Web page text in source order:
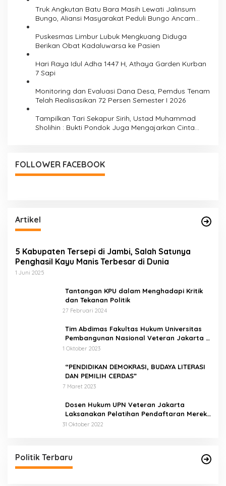
Truk Angkutan Batu Bara Masih Lewati Jalinsum
Bungo, Aliansi Masyarakat Peduli Bungo Ancam
Puskesmas Limbur Lubuk Mengkuang Diduga
Berikan Obat Kadaluwarsa ke Pasien
Hari Raya Idul Adha 1447 H, Athaya Garden Kurban
7 Sapi
Monitoring dan Evaluasi Dana Desa, Pemdus Tenam
Telah Realisasikan 72 Persen Semester I 2026
Tampilkan Tari Sekapur Sirih, Ustad Muhammad
Sholihin : Bukti Pondok Juga Mengajarkan Cinta
FOLLOWER FACEBOOK
Artikel
5 Kabupaten Tersepi di Jambi, Salah Satunya
Penghasil Kayu Manis Terbesar di Dunia
1 Juni 2025
Tantangan KPU dalam Menghadapi Kritik
dan Tekanan Politik
27 Februari 2024
Tim Abdimas Fakultas Hukum Universitas
Pembangunan Nasional Veteran Jakarta
Melakukan Pendampingan dan
1 Oktober 2023
“PENDIDIKAN DEMOKRASI, BUDAYA LITERASI
DAN PEMILIH CERDAS”
7 Maret 2023
Dosen Hukum UPN Veteran Jakarta
Laksanakan Pelatihan Pendaftaran Merek
di Desa Jatisura Kabupaten Indramayu
31 Oktober 2022
Politik Terbaru